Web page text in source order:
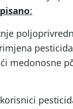
:
medonosne